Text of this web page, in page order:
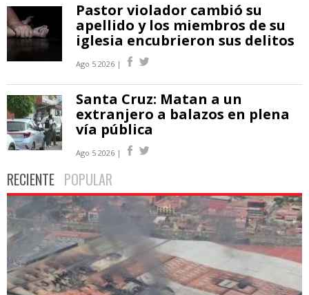
Pastor violador cambió su
apellido y los miembros de su
iglesia encubrieron sus delitos
Ago 5 2026 |
Santa Cruz: Matan a un
extranjero a balazos en plena
vía pública
Ago 5 2026 |
RECIENTE POPULAR